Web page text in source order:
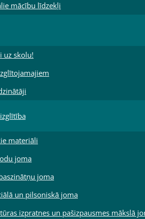
mācību līdzekļi
uz skolu!
materiāli
joma
joma
un pilsoniskā joma
izpratnes un pašizpausmes mākslā